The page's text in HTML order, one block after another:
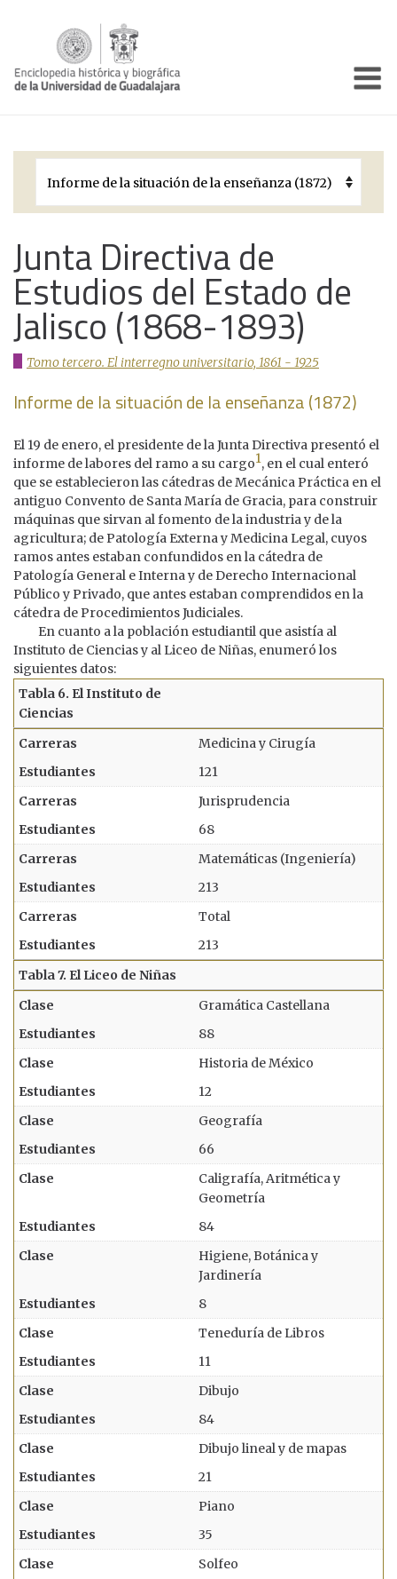
Períodos Históricos
Galería
Documentos institucionales
Junta Directiva de
Estudios del Estado de
Jalisco (1868-1893)
Tomo tercero. El interregno universitario, 1861 - 1925
Informe de la situación de la enseñanza (1872)
El 19 de enero, el presidente de la Junta Directiva presentó el
informe de labores del ramo a su cargo1, en el cual enteró
que se establecieron las cátedras de Mecánica Práctica en el
antiguo Convento de Santa María de Gracia, para construir
máquinas que sirvan al fomento de la industria y de la
agricultura; de Patología Externa y Medicina Legal, cuyos
ramos antes estaban confundidos en la cátedra de
Patología General e Interna y de Derecho Internacional
Público y Privado, que antes estaban comprendidos en la
cátedra de Procedimientos Judiciales.
En cuanto a la población estudiantil que asistía al
Instituto de Ciencias y al Liceo de Niñas, enumeró los
siguientes datos:
Medicina y Cirugía
121
Jurisprudencia
68
Matemáticas (Ingeniería)
213
Total
213
Gramática Castellana
88
Historia de México
12
Geografía
66
Caligrafía, Aritmética y
Geometría
84
Higiene, Botánica y
Jardinería
8
Teneduría de Libros
11
Dibujo
84
Dibujo lineal y de mapas
21
Piano
35
Solfeo